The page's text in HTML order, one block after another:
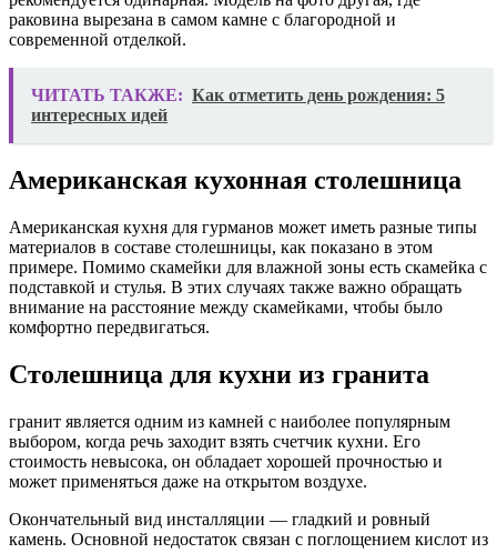
раковина вырезана в самом камне с благородной и
современной отделкой.
ЧИТАТЬ ТАКЖЕ: Как отметить день рождения: 5
интересных идей
Американская кухонная столешница
Американская кухня для гурманов может иметь разные типы
материалов в составе столешницы, как показано в этом
примере. Помимо скамейки для влажной зоны есть скамейка с
подставкой и стулья. В этих случаях также важно обращать
внимание на расстояние между скамейками, чтобы было
комфортно передвигаться.
Столешница для кухни из гранита
гранит является одним из камней с наиболее популярным
выбором, когда речь заходит взять счетчик кухни. Его
стоимость невысока, он обладает хорошей прочностью и
может применяться даже на открытом воздухе.
Окончательный вид инсталляции — гладкий и ровный
камень. Основной недостаток связан с поглощением кислот из